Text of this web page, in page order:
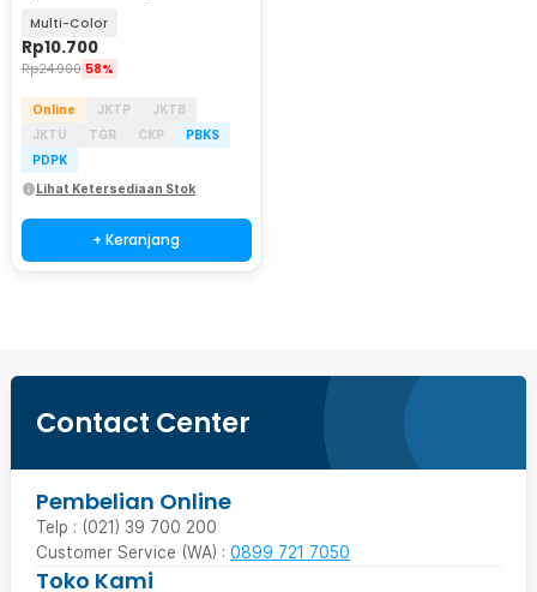
Multi-Color
Rp10.700
Rp24.900 58%
Online JKTP
JKTB
JKTU
TGR CKP
PBKS
PDPK
Lihat Ketersediaan Stok
+ Keranjang
Contact Center
Pembelian Online
Telp : (021) 39 700 200
Customer Service (WA) : 0899 721 7050
Toko Kami